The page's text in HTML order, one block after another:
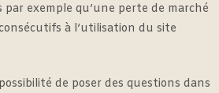
exemple qu’une perte de marché
à l’utilisation du site
de poser des questions dans